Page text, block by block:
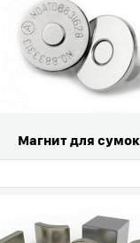
Магнит для сумок